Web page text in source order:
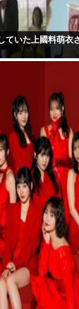
ていた上國料萌衣